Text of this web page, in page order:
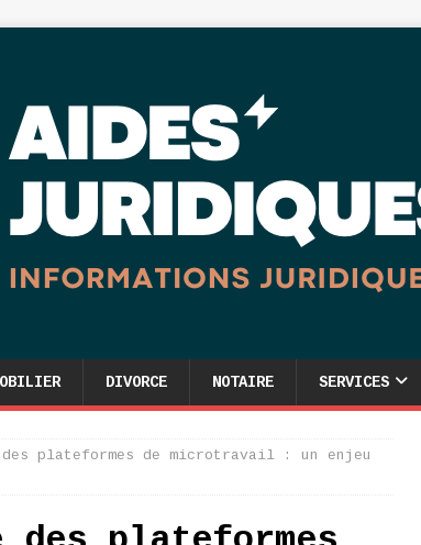
DIVORCE NOTAIRE SERVICES
plateformes de microtravail : un enjeu